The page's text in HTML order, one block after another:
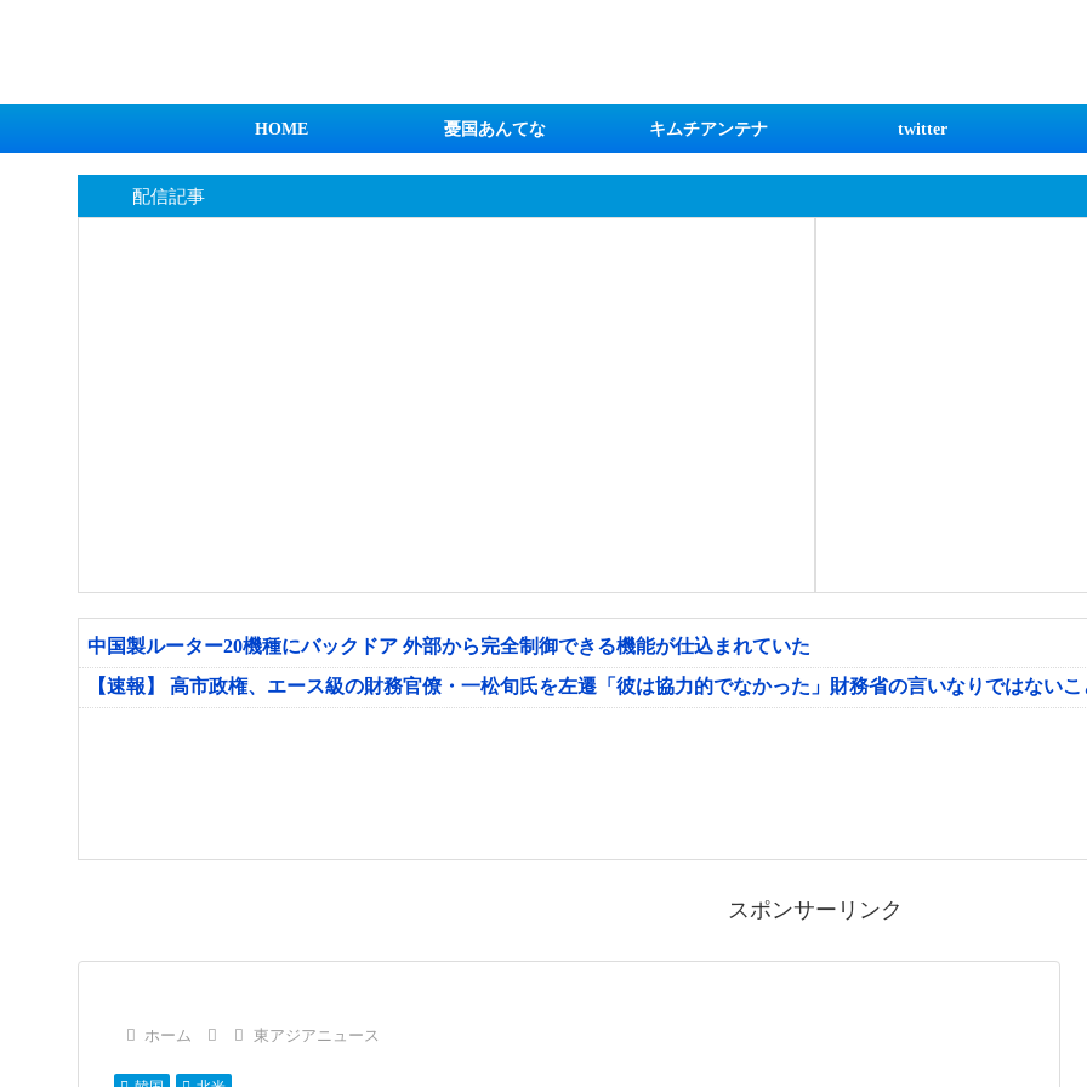
HOME 憂国あんてな キムチアンテナ twitter
配信記事
中国製ルーター20機種にバックドア 外部から完全制御できる機能が仕込まれていた
【速報】 高市政権、エース級の財務官僚・一松旬氏を左遷「彼は協力的でなかった」財務省の言いなりではない
スポンサーリンク
ホーム 東アジアニュース